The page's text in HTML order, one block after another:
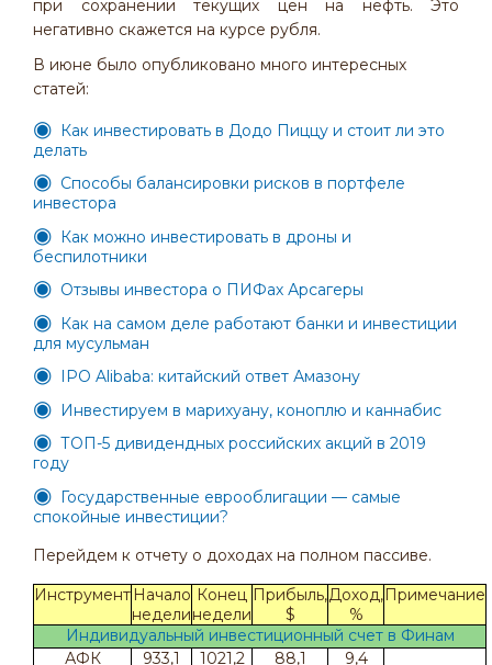
при сохранении текущих цен на нефть. Это
негативно скажется на курсе рубля.
В июне было опубликовано много интересных
статей:
Как инвестировать в Додо Пиццу и стоит ли это
делать
Способы балансировки рисков в портфеле
инвестора
Как можно инвестировать в дроны и
беспилотники
Отзывы инвестора о ПИФах Арсагеры
Как на самом деле работают банки и инвестиции
для мусульман
IPO Alibaba: китайский ответ Амазону
Инвестируем в марихуану, коноплю и каннабис
ТОП-5 дивидендных российских акций в 2019
году
Государственные еврооблигации — самые
спокойные инвестиции?
Перейдем к отчету о доходах на полном пассиве.
Инструмент Начало
недели
Конец
недели
Прибыль,
$
Доход,
%
Примечание
Индивидуальный инвестиционный счет в Финам
АФК
933,1 1021,2 88,1 9,4